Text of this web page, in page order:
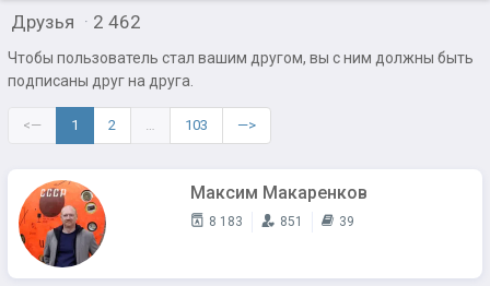
Друзья · 2 462
Чтобы пользователь стал вашим другом, вы с ним должны быть
подписаны друг на друга.
<— 1 2 … 103 —>
Максим Макаренков
8 183 851 39